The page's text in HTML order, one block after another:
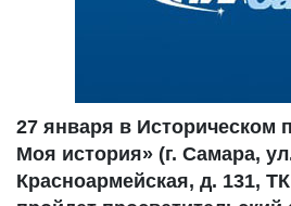
27 января в Историческом
Моя история» (г. Самара,
Красноармейская, д. 131,